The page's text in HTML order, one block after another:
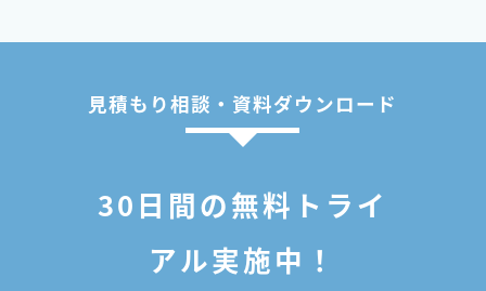
見積もり相談・資料ダウンロード
30日間の無料トライ
アル実施中！